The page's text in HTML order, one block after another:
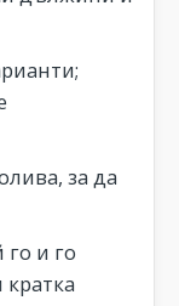
за да
и го